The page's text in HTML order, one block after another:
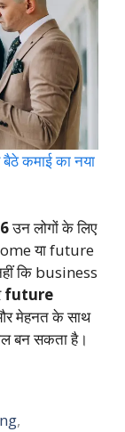
कमाई का नया
उन लोगों के लिए
या future
कि business
future
मेहनत के साथ
बन सकता है।
,